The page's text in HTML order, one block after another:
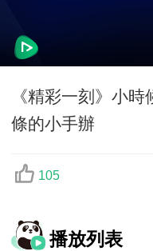
《精彩一刻》小時
條的小手辦
105
播放列表